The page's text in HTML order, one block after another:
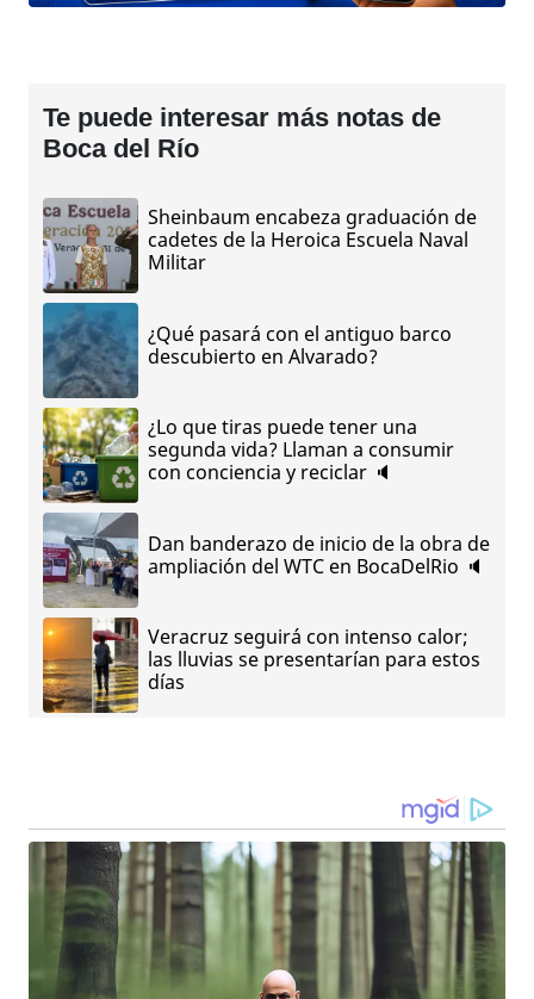
Te puede interesar más notas de
Boca del Río
Sheinbaum encabeza graduación de
cadetes de la Heroica Escuela Naval
Militar
¿Qué pasará con el antiguo barco
descubierto en Alvarado?
¿Lo que tiras puede tener una
segunda vida? Llaman a consumir
con conciencia y reciclar 🔈
Dan banderazo de inicio de la obra de
ampliación del WTC en BocaDelRio 🔈
Veracruz seguirá con intenso calor;
las lluvias se presentarían para estos
días